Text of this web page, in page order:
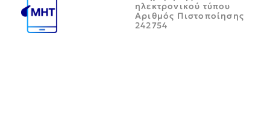
ηλεκτρονικού τύπου
Αριθμός Πιστοποίησης
242754